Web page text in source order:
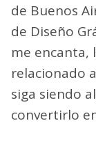
de Buenos
de Diseño
me encanta,
relacionado
siga siendo
convertirlo